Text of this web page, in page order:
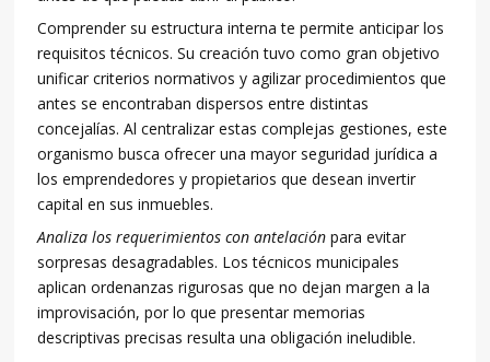
Comprender su estructura interna te permite anticipar los
requisitos técnicos. Su creación tuvo como gran objetivo
unificar criterios normativos y agilizar procedimientos que
antes se encontraban dispersos entre distintas
concejalías. Al centralizar estas complejas gestiones, este
organismo busca ofrecer una mayor seguridad jurídica a
los emprendedores y propietarios que desean invertir
capital en sus inmuebles.
Analiza los requerimientos con antelación para evitar
sorpresas desagradables. Los técnicos municipales
aplican ordenanzas rigurosas que no dejan margen a la
improvisación, por lo que presentar memorias
descriptivas precisas resulta una obligación ineludible.